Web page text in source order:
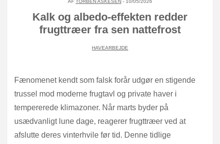
Kalk og albedo-effekten redder
frugttræer fra sen nattefrost
HAVEARBEJDE
Fænomenet kendt som falsk forår udgør en stigende
trussel mod moderne frugtavl og private haver i
tempererede klimazoner. Når marts byder på
usædvanligt lune dage, reagerer frugttræer ved at
afslutte deres vinterhvile før tid. Denne tidlige